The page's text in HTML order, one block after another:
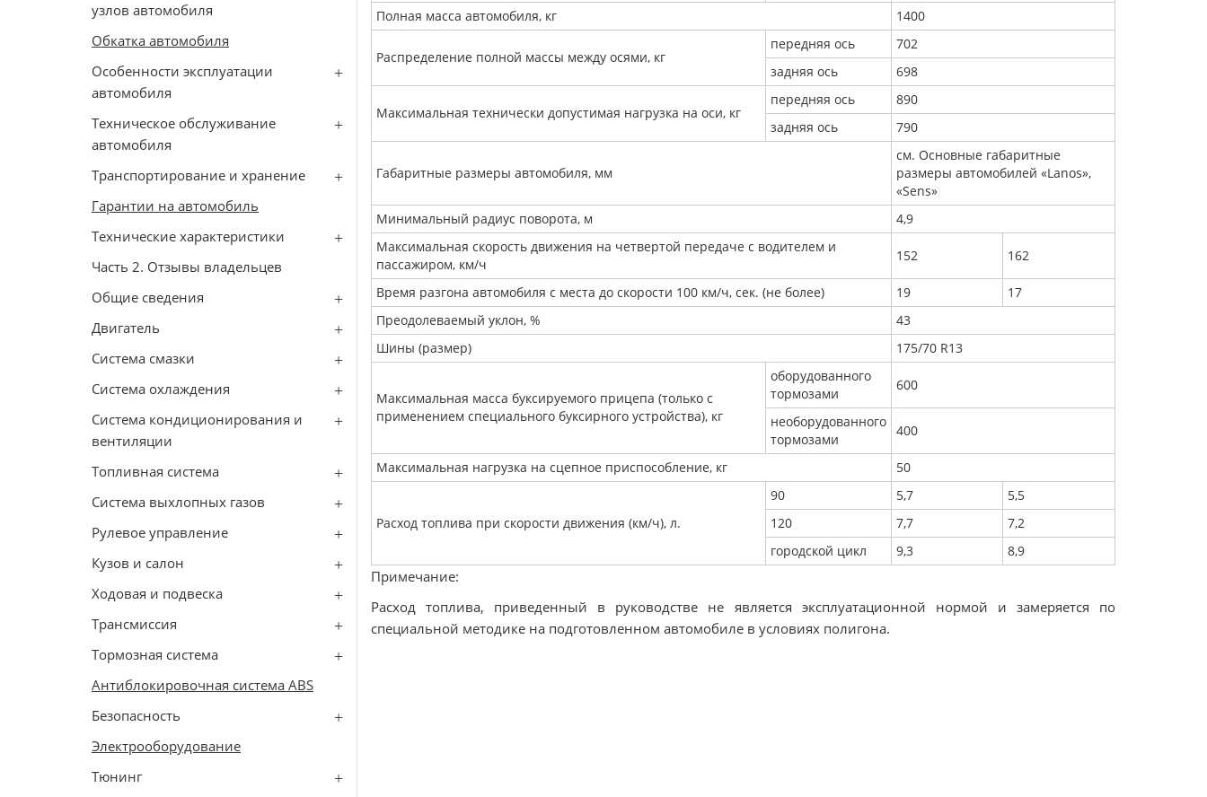
узлов автомобиля
Обкатка автомобиля
Особенности эксплуатации
автомобиля
Техническое обслуживание
автомобиля
Транспортирование и хранение
Гарантии на автомобиль
Технические характеристики
Часть 2. Отзывы владельцев
Общие сведения
Двигатель
Система смазки
Система охлаждения
Система кондиционирования и
вентиляции
Топливная система
Сиcтема выхлопных газов
Рулевое управление
Кузов и салон
Ходовая и подвеска
Трансмиссия
Тормозная система
Антиблокировочная система ABS
Безопасность
Электрооборудование
Тюнинг
Полная масса автомобиля, кг
1400
Распределение полной массы между осями, кг
передняя ось
702
задняя ось
698
Максимальная технически допустимая нагрузка на оси, кг
передняя ось
890
задняя ось
790
Габаритные размеры автомобиля, мм
см. Основные габаритные
размеры автомобилей «Lanos»,
«Sens»
Минимальный радиус поворота, м
4,9
Максимальная скорость движения на четвертой передаче с водителем и
пассажиром, км/ч
152 162
Время разгона автомобиля с места до скорости 100 км/ч, сек. (не более) 19
17
Преодолеваемый уклон, %
43
Шины (размер)
175/70 R13
Максимальная масса буксируемого прицепа (только с
применением специального буксирного устройства), кг
оборудованного
тормозами
600
необорудованного
тормозами
400
Максимальная нагрузка на сцепное приспособление, кг 50
Расход топлива при скорости движения (км/ч), л.
90 5,7
5,5
120
7,7
7,2
городской цикл
9,3 8,9
Примечание:
Расход топлива, приведенный в руководстве не является эксплуатационной нормой и замеряется по
специальной методике на подготовленном автомобиле в условиях полигона.